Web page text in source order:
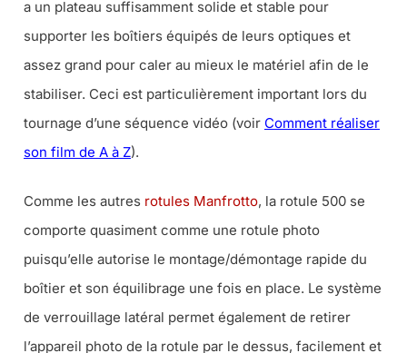
a un plateau suffisamment solide et stable pour
supporter les boîtiers équipés de leurs optiques et
assez grand pour caler au mieux le matériel afin de le
stabiliser. Ceci est particulièrement important lors du
tournage d’une séquence vidéo (voir Comment réaliser
son film de A à Z).
Comme les autres rotules Manfrotto, la rotule 500 se
comporte quasiment comme une rotule photo
puisqu’elle autorise le montage/démontage rapide du
boîtier et son équilibrage une fois en place. Le système
de verrouillage latéral permet également de retirer
l’appareil photo de la rotule par le dessus, facilement et